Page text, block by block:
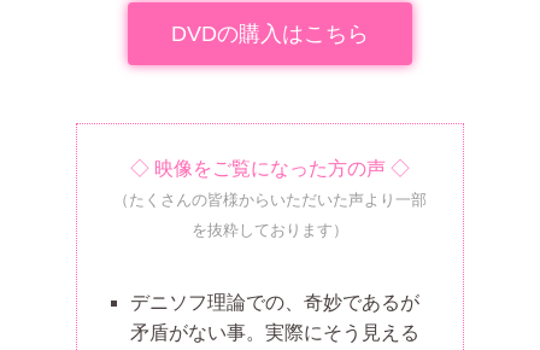
DVDの購入はこちら
◇ 映像をご覧になった方の声 ◇
（たくさんの皆様からいただいた声より一部
を抜粋しております）
デニソフ理論での、奇妙であるが
矛盾がない事。実際にそう見える